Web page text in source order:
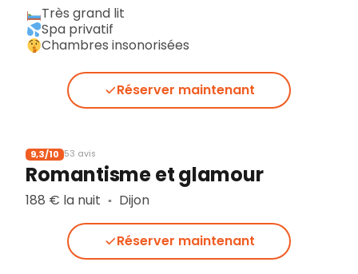
Très grand lit
Spa privatif
Chambres insonorisées
Réserver maintenant
9,3/10 53 avis
Romantisme et glamour
188 € la nuit ▪︎ Dijon
Réserver maintenant